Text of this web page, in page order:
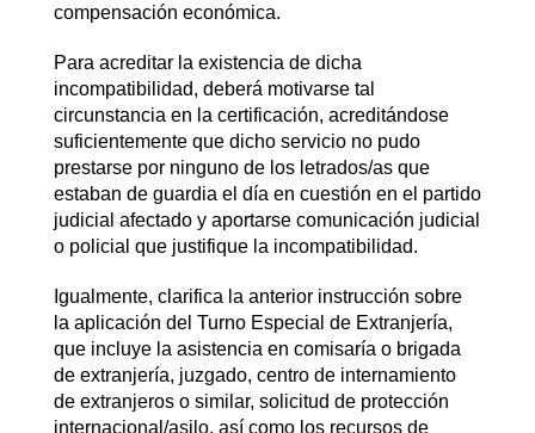
compensación económica.
Para acreditar la existencia de dicha
incompatibilidad, deberá motivarse tal
circunstancia en la certificación, acreditándose
suficientemente que dicho servicio no pudo
prestarse por ninguno de los letrados/as que
estaban de guardia el día en cuestión en el partido
judicial afectado y aportarse comunicación judicial
o policial que justifique la incompatibilidad.
Igualmente, clarifica la anterior instrucción sobre
la aplicación del Turno Especial de Extranjería,
que incluye la asistencia en comisaría o brigada
de extranjería, juzgado, centro de internamiento
de extranjeros o similar, solicitud de protección
internacional/asilo, así como los recursos de